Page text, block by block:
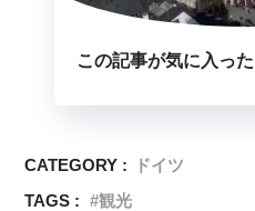
この記事が気に入っ
CATEGORY :
ドイツ
TAGS :
観光